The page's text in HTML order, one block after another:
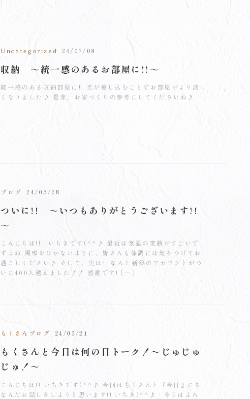
Uncategorized 24/07/08
収納 ～統一感のあるお部屋に!!～
統一感のある収納部屋に!! 光が差し込むことでお部屋がより淡
くなりました♪ 是非、お家づくりの参考にしてくださいね♪
ブログ 24/05/28
ついに!! ～いつもありがとうございます!!
～
こんにちは!! いちきです(^^♪ 最近は気温の変動がすごいで
すよね 風邪をひかないように、皆さんも体調には気をつけてお
過ごしください♪ そして、実は!! なんと新築のアカウントがつ
いに400人越えました！！ 感激です! […]
もくさんブログ 24/03/21
もくさんと今日は何の日トーク！～じゅじゅ
じゅ！～
こんにちは!! いちきです(^^♪ 今回はもくさんと『今日』にち
なんだお話しをしようと思います!! いちき(^^♪：今日はよろ